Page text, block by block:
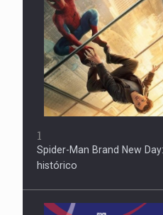
1
Spider-Man Brand New
histórico